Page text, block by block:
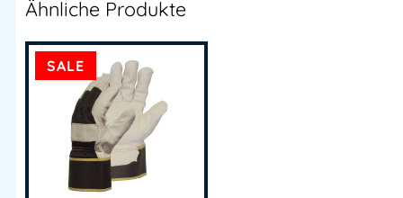
Artikelnummer:02T0209 Kategorien:
Herstellerinformationen
Importeur:
Intertex Handels GmbH
Herstelleranschrift:
Waldegg 4
Ähnliche Produkte
SALE